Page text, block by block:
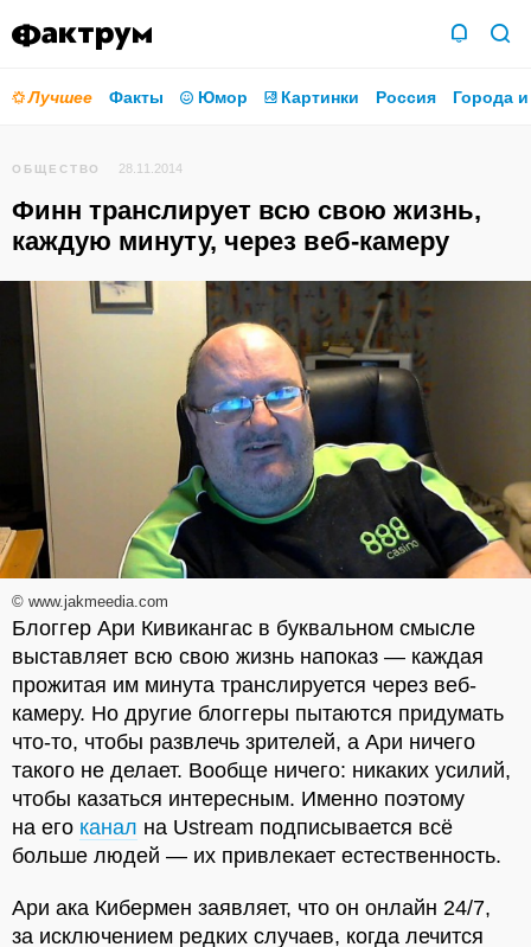
Лучшее Факты Юмор Картинки Россия Города
ОБЩЕСТВО 28.11.2014
Финн транслирует всю свою жизнь,
каждую минуту, через веб-камеру
© www.jakmeedia.com
Блоггер Ари Кивикангас в буквальном смысле
выставляет всю свою жизнь напоказ — каждая
прожитая им минута транслируется через веб-
камеру. Но другие блоггеры пытаются придумать
что-то, чтобы развлечь зрителей, а Ари ничего
такого не делает. Вообще ничего: никаких усилий,
чтобы казаться интересным. Именно поэтому
на его канал на Ustream подписывается всё
больше людей — их привлекает естественность.
Ари ака Кибермен заявляет, что он онлайн 24/7,
за исключением редких случаев, когда лечится